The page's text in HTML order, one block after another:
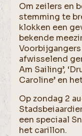
Om zeilers en
stemming te
klokken een
bekende
afwisselend
Am Sailing’,
Caroline’ en
Op zondag 2
een speciaal
het carillon.